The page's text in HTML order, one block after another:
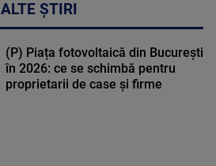
ALTE ȘTIRI
(P) Piața fotovoltaică din București
în 2026: ce se schimbă pentru
proprietarii de case și firme